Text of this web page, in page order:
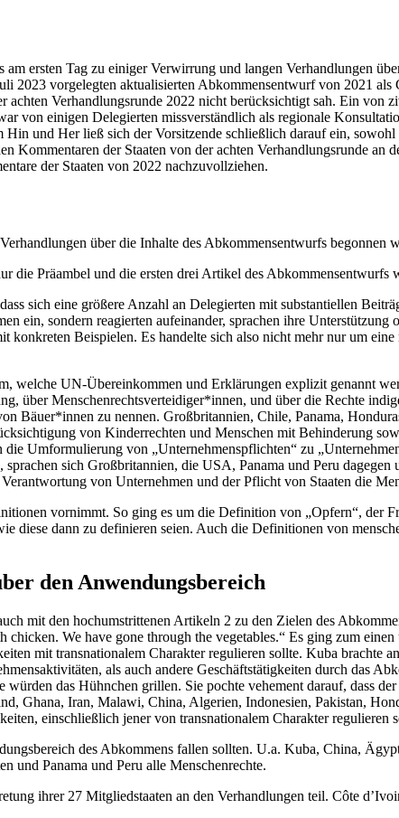
ersten Tag zu einiger Verwirrung und langen Verhandlungen
2023 vorgelegten aktualisierten Abkommensentwurf von 2021
Verhandlungsrunde 2022 nicht berücksichtigt sah. Ein von
von einigen Delegierten missverständlich als regionale
und Her ließ sich der Vorsitzende schließlich darauf ein, sowohl
Kommentaren der Staaten von der achten Verhandlungsrunde an
der Staaten von 2022 nachzuvollziehen.
über die Inhalte des Abkommensentwurfs begonnen
die Präambel und die ersten drei Artikel des Abkommensentwurfs
sich eine größere Anzahl an Delegierten mit substantiellen
ein, sondern reagierten aufeinander, sprachen ihre
konkreten Beispielen. Es handelte sich also nicht mehr nur um
welche UN-Übereinkommen und Erklärungen explizit genannt
über Menschenrechtsverteidiger*innen, und über die Rechte
Bäuer*innen zu nennen. Großbritannien, Chile, Panama,
von Kinderrechten und Menschen mit Behinderung
Umformulierung von „Unternehmenspflichten“ zu
sich Großbritannien, die USA, Panama und Peru
von Unternehmen und der Pflicht von Staaten die
vornimmt. So ging es um die Definition von „Opfern“, der
diese dann zu definieren seien. Auch die Definitionen von
den Anwendungsbereich
mit den hochumstrittenen Artikeln 2 zu den Zielen des
We have gone through the vegetables.“ Es ging zum
mit transnationalem Charakter regulieren sollte. Kuba brachte
als auch andere Geschäftstätigkeiten durch das
das Hühnchen grillen. Sie pochte vehement darauf, dass
Ghana, Iran, Malawi, China, Algerien, Indonesien, Pakistan,
einschließlich jener von transnationalem Charakter regulieren
des Abkommens fallen sollten. U.a. Kuba, China,
und Panama und Peru alle Menschenrechte.
ihrer 27 Mitgliedstaaten an den Verhandlungen teil. Côte